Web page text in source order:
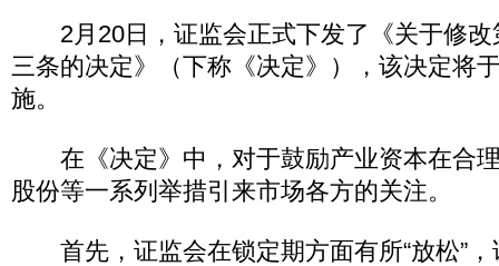
2月20日，证监会正式下发了《关于修改
三条的决定》（下称《决定》），该决定将
施。
在《决定》中，对于鼓励产业资本在合
股份等一系列举措引来市场各方的关注。
首先，证监会在锁定期方面有所“放松”，